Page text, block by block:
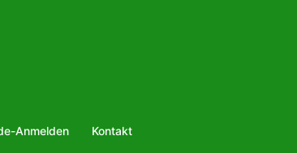
Anmelden Kontakt